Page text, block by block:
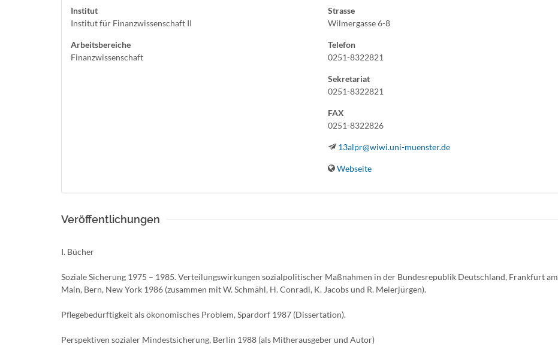
Institut
Institut für Finanzwissenschaft II
Arbeitsbereiche
Finanzwissenschaft
Strasse
Wilmergasse 6-8
Telefon
0251-8322821
Sekretariat
0251-8322821
FAX
0251-8322826
13alpr@wiwi.uni-muenster.de
Webseite
Veröffentlichungen
I. Bücher
Soziale Sicherung 1975 – 1985. Verteilungswirkungen sozialpolitischer Maßnahmen in der Bundesrepublik Deutschland, Frankfurt am
Main, Bern, New York 1986 (zusammen mit W. Schmähl, H. Conradi, K. Jacobs und R. Meierjürgen).
Pflegebedürftigkeit als ökonomisches Problem, Spardorf 1987 (Dissertation).
Perspektiven sozialer Mindestsicherung, Berlin 1988 (als Mitherausgeber und Autor)